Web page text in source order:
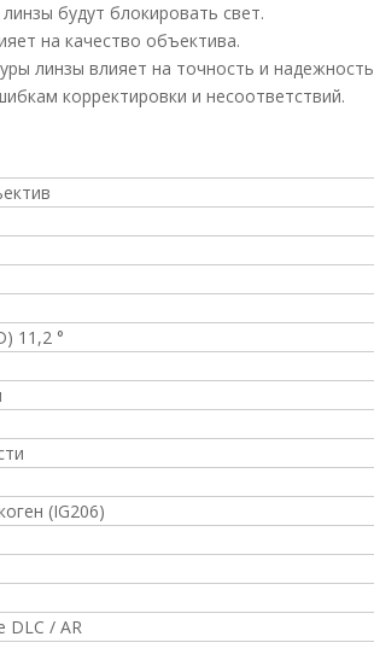
будут блокировать свет.
на качество объектива.
линзы влияет на точность и надежность
корректировки и несоответствий.
11,2 °
(IG206)
DLC / AR